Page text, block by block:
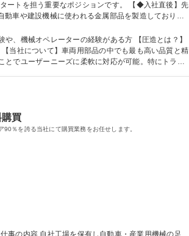
要なポジションです。 【◆入社直後】先
車や建設機械に使われる金属部品を製造しており、
クライアント】いすゞ自動車/三菱ふそうトラック・
オペレーター】同業種の経験優遇/国内TOPシェア/シフト制
レーターの経験がある方 【圧造とは？】
当社について】車両用部品の中でも最も高い品質と精
でユーザーニーズに柔軟に対応が可能。特にトラッ
買
％を誇る当社にて購買業務をお任せします。